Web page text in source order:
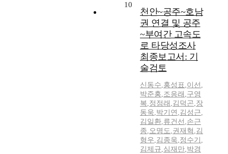
10
천안~공주~호남
권 연결 및 공주
~부여간 고속도
로 타당성조사
최종보고서: 기
술검토
신동수,홍성표,이선 ,
박준홍,조응래 ,구영
복,정점래 ,김덕곤,장
동욱,박기연 ,김성근,
김일환,류건선 ,손근
종,오명도,권재혁 ,김
형우,김종욱,정수기 ,
김제규,심재만,박경